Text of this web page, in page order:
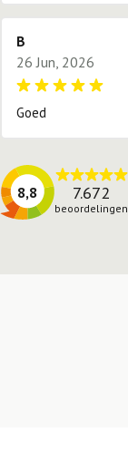
B
26 Jun, 2026
Goed
8,8 7.672
beoordelingen